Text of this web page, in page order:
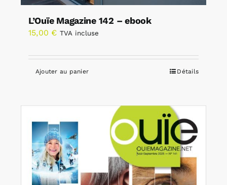
L’Ouïe Magazine 142 – ebook
15,00 € TVA incluse
Ajouter au panier Détails